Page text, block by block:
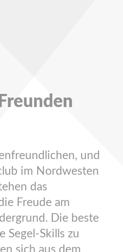
und
im Nordwesten
das
Freude am
Die beste
Segel-Skills zu
sich aus dem